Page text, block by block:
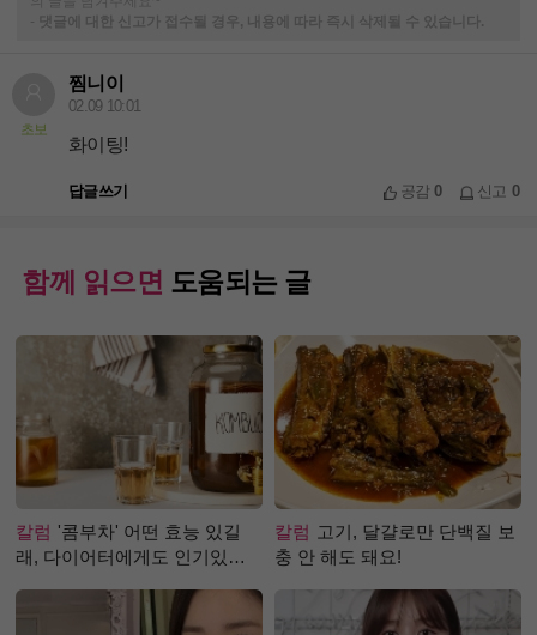
-
댓글에 대한 신고가 접수될 경우, 내용에 따라 즉시 삭제될 수 있습니다.
초보
찜니이
02.09 10:01
화이팅!
답글쓰기 공감0 신고 0
함께 읽으면 도움되는 글
칼럼 '콤부차' 어떤 효능 있길
래, 다이어터에게도 인기있는
칼럼 고기, 달걀로만 단백질 보
충 안 해도 돼요!